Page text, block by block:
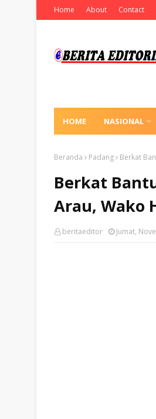
Home About Contact
HOME NASIONAL
Beranda Padang Berkat
Berkat
Arau, Wako
beritaeditor Jumat,